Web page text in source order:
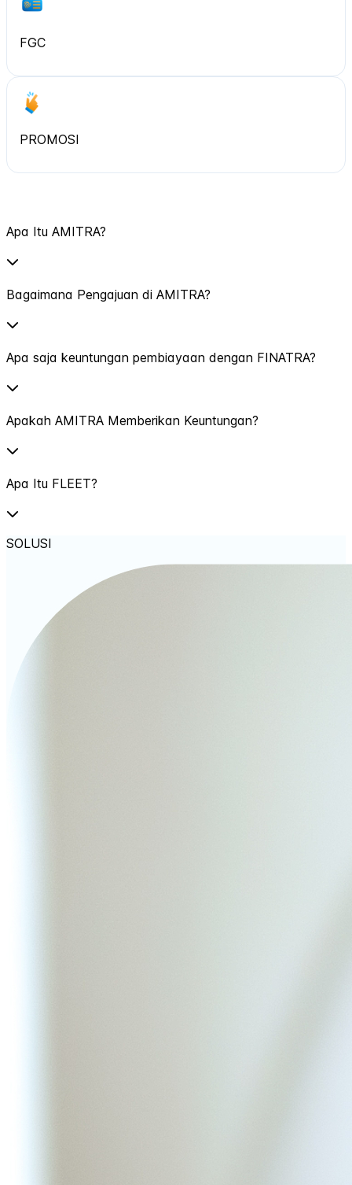
FGC
PROMOSI
Apa Itu AMITRA?
Bagaimana Pengajuan di AMITRA?
Apa saja keuntungan pembiayaan dengan FINATRA?
Apakah AMITRA Memberikan Keuntungan?
Apa Itu FLEET?
SOLUSI